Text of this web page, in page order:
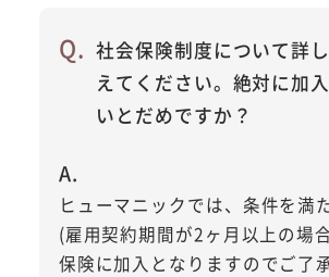
社会保険制度について詳
えてください。絶対に加
いとだめですか？
ヒューマニックでは、条件を満
(雇用契約期間が2ヶ月以上の場
保険に加入となりますのでご了